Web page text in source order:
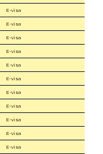
E-visa
E-visa
E-visa
E-visa
E-visa
E-visa
E-visa
E-visa
E-visa
E-visa
E-visa